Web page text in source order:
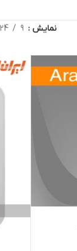
نمایش 9
24